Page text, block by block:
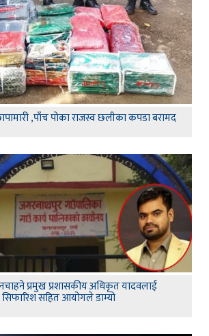
,पाँच पोका राजस्व छलीका कपडा बरामद
प्रमुख प्रशासकीय अधिकृत यादवलाई
सिफारिश सहित आयोगले डाम्यो